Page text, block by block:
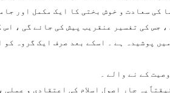
کی سعادت و خوش بختی کا ایک مکمل اور
جس کی تفسیر عنقریب پیش کی جائے گی ،
پوشیدہ ہے ۔ اسکے بعد صرف ایک گروہ کو
چار اصول اسلام کی اعتقادی و